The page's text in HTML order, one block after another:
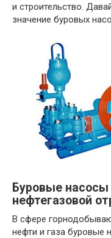
и строительство.
значение буровых
Буровые
нефтегазовой
В сфере
нефти и газа буровые